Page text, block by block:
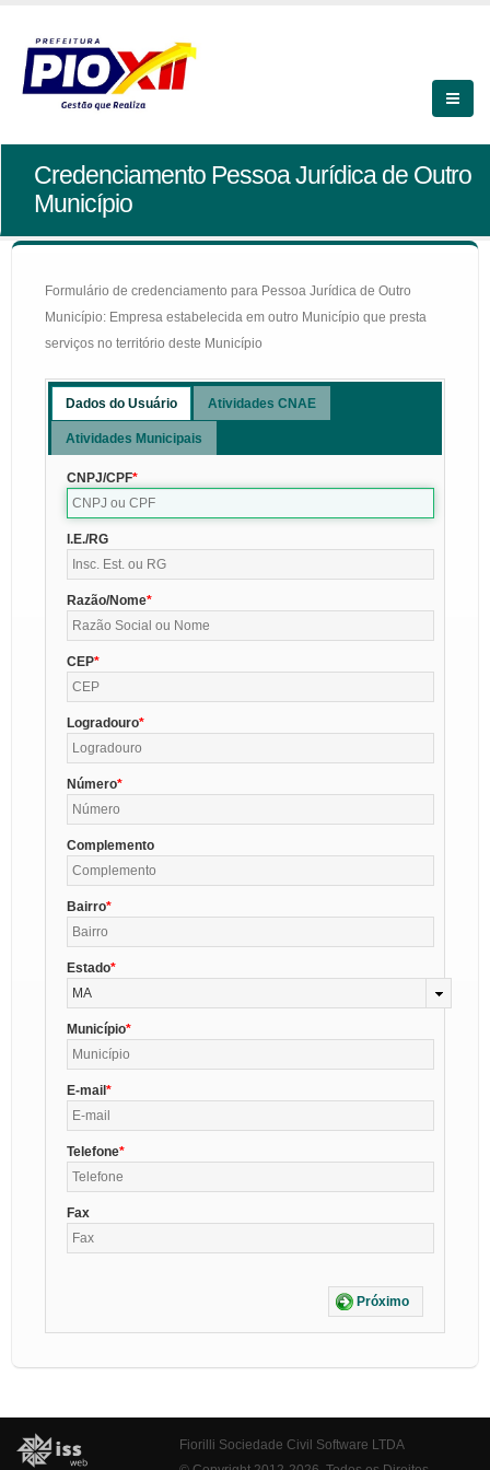
Credenciamento Pessoa Jurídica de Outro
Município
Formulário de credenciamento para Pessoa Jurídica de Outro
Município: Empresa estabelecida em outro Município que presta
serviços no território deste Município
Dados do Usuário Atividades CNAE
Atividades Municipais
CNPJ/CPF
I.E./RG
Razão/Nome
CEP
Logradouro
Número
Complemento
Bairro
Estado
MA
Município
E-mail
Telefone
Fax
Próximo
Fiorilli Sociedade Civil Software LTDA